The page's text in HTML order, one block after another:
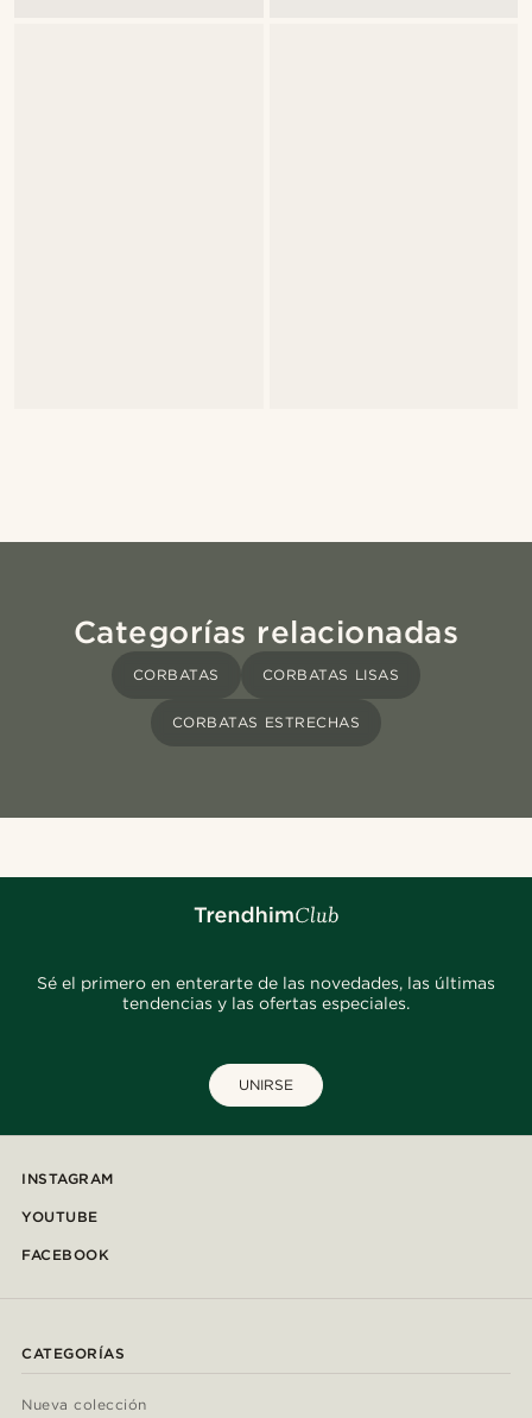
Categorías relacionadas
CORBATAS CORBATAS LISAS
CORBATAS ESTRECHAS
Sé el primero en enterarte de las novedades, las últimas
tendencias y las ofertas especiales.
UNIRSE
INSTAGRAM
YOUTUBE
FACEBOOK
CATEGORÍAS
Nueva colección